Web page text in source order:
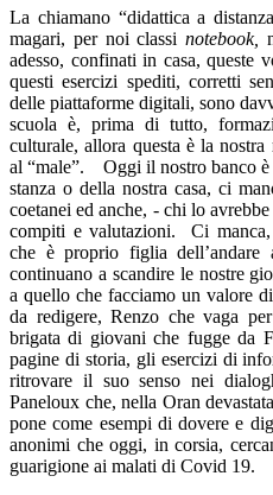
La chiamano “didattica a
magari, per noi classi notebook,
adesso, confinati in casa, queste
questi esercizi spediti, corretti
delle piattaforme digitali, sono
scuola è, prima di tutto,
culturale, allora questa è la
al “male”. Oggi il nostro banco è
stanza o della nostra casa, ci
coetanei ed anche, - chi lo
compiti e valutazioni. Ci
che è proprio figlia
continuano a scandire le nostre
a quello che facciamo un valore
da redigere, Renzo che vaga
brigata di giovani che fugge da
pagine di storia, gli esercizi di
ritrovare il suo senso nei
Paneloux che, nella Oran
pone come esempi di dovere e
anonimi che oggi, in corsia,
guarigione ai malati di Covid 19.